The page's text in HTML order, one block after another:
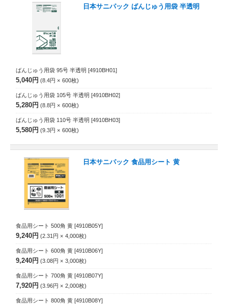
日本サニパック ばんじゅう用袋 半透明
ばんじゅう用袋 95号 半透明 [4910BH01]
5,040円 8.4円 600枚
ばんじゅう用袋 105号 半透明 [4910BH02]
5,280円 8.8円 600枚
ばんじゅう用袋 110号 半透明 [4910BH03]
5,580円 9.3円 600枚
日本サニパック 食品用シート 黄
食品用シート 500角 黄 [4910B05Y]
9,240円 2.31円 4,000枚
食品用シート 600角 黄 [4910B06Y]
9,240円 3.08円 3,000枚
食品用シート 700角 黄 [4910B07Y]
7,920円 3.96円 2,000枚
食品用シート 800角 黄 [4910B08Y]